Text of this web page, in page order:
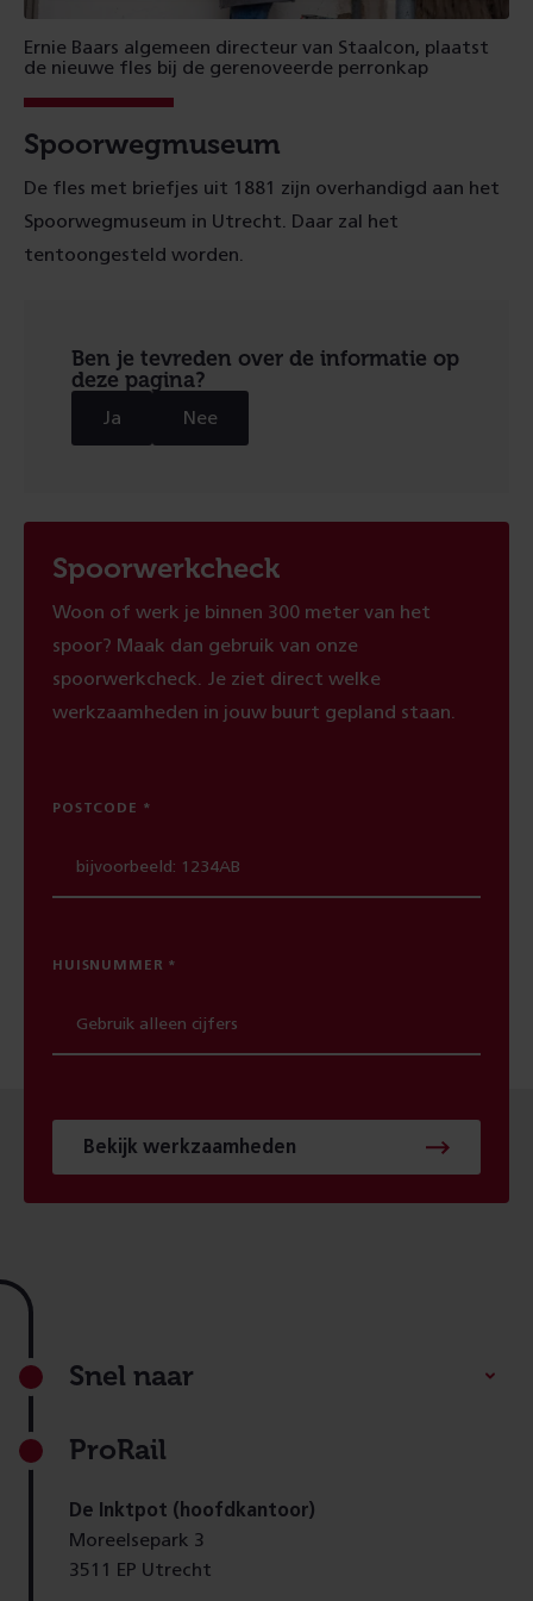
Ernie Baars algemeen directeur van Staalcon, plaatst
de nieuwe fles bij de gerenoveerde perronkap
Spoorwegmuseum
De fles met briefjes uit 1881 zijn overhandigd aan het
Spoorwegmuseum in Utrecht. Daar zal het
tentoongesteld worden.
Ben je tevreden over de informatie op
deze pagina?
Ja Nee
Spoorwerkcheck
Woon of werk je binnen 300 meter van het
spoor? Maak dan gebruik van onze
spoorwerkcheck. Je ziet direct welke
werkzaamheden in jouw buurt gepland staan.
POSTCODE
HUISNUMMER
Bekijk werkzaamheden
Footer
Snel naar
ProRail
De Inktpot (hoofdkantoor)
Moreelsepark 3
3511 EP Utrecht